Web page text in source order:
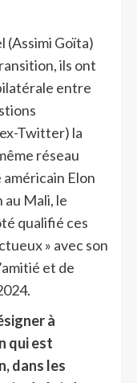
(Assimi Goïta)
ils ont
entre
Twitter) la
réseau
Elon
Mali, le
qualifié ces
» avec son
et de
à
qui est
dans les